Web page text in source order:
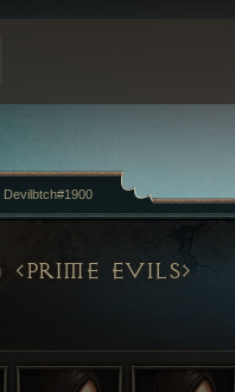
PRIME EVILS
Devilbtch#1900